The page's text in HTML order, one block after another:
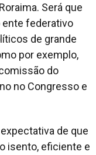
Será que
federativo
de grande
por exemplo,
do
no Congresso e
de que
isento, eficiente e